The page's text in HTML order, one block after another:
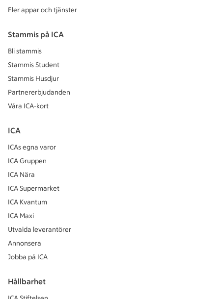
Fler appar och tjänster
Stammis på ICA
Bli stammis
Stammis Student
Stammis Husdjur
Partnererbjudanden
Våra ICA-kort
ICA
ICAs egna varor
ICA Gruppen
ICA Nära
ICA Supermarket
ICA Kvantum
ICA Maxi
Utvalda leverantörer
Annonsera
Jobba på ICA
Hållbarhet